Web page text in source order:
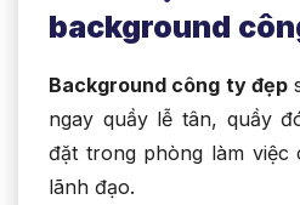
background
Background công ty đẹp
ngay quầy lễ tân, quầy
đặt trong phòng làm việc
lãnh đạo.